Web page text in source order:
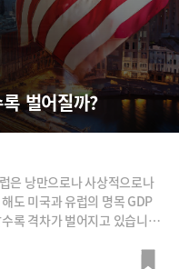
벌어질까?
은 낭만으로나 사상적으로나
도 미국과 유럽의 명목 GDP
록 격차가 벌어지고 있습니
시사문예지 파도의 김동규 편